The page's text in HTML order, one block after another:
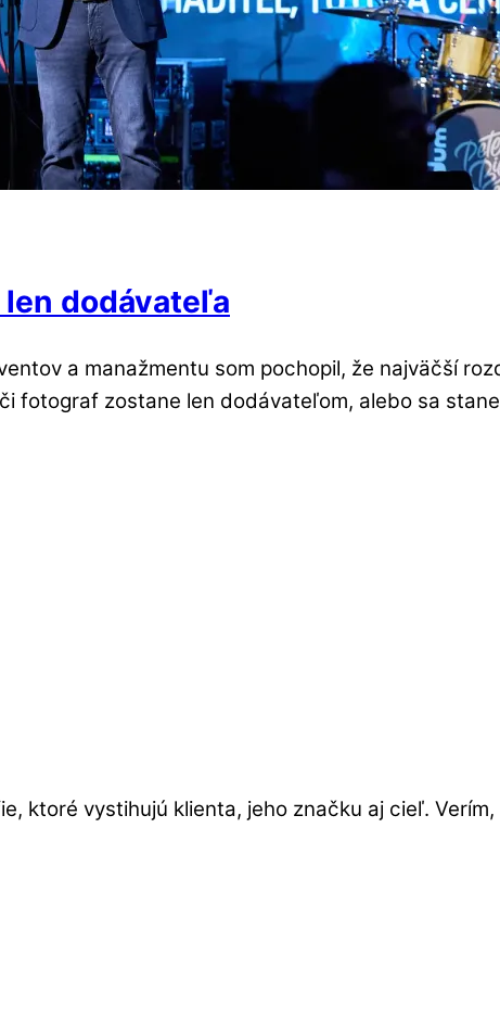
dodávateľa
a manažmentu som pochopil, že najväčší
fotograf zostane len dodávateľom, alebo sa
ktoré vystihujú klienta, jeho značku aj cieľ.